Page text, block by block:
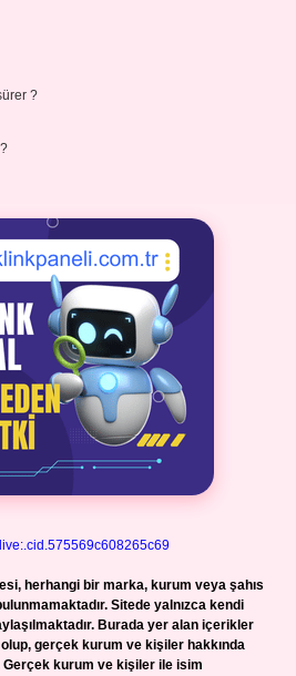
?
herhangi bir marka, kurum veya şahıs
Sitede yalnızca kendi
Burada yer alan içerikler
gerçek kurum ve kişiler hakkında
Gerçek kurum ve kişiler ile isim